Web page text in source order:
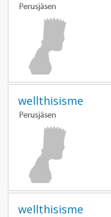
wellthisisme
wellthisisme